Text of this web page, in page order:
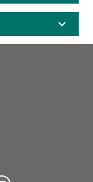
expand_more